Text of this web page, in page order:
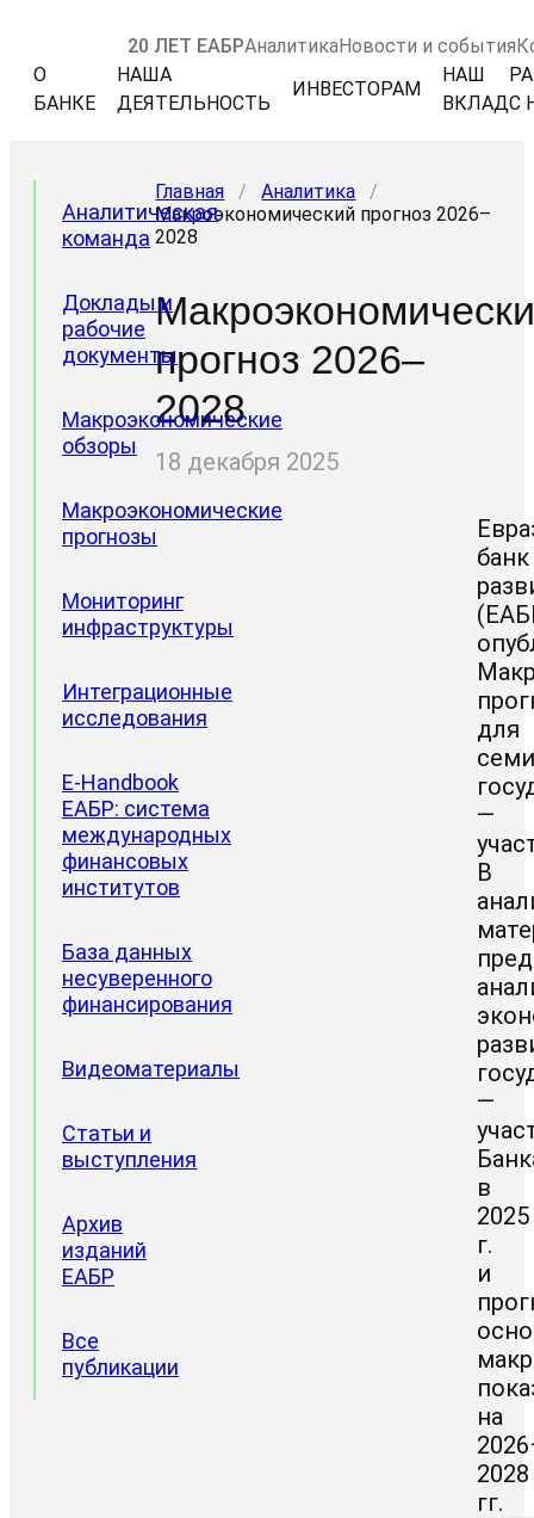
20 ЛЕТ ЕАБРАналитикаНовости и события
О
БАНКЕ
НАША
ДЕЯТЕЛЬНОСТЬ
ИНВЕСТОРАМ
НАШ
ВКЛАДС
Аналитическая
команда
Доклады и
рабочие
документы
Макроэкономические
обзоры
Макроэкономические
прогнозы
Мониторинг
инфраструктуры
Интеграционные
исследования
Проектные
направления
Доклады
ЦИИ
E-Handbook
ЕАБР: система
международных
финансовых
институтов
База данных
несуверенного
финансирования
Видеоматериалы
Статьи и
выступления
Архив
изданий
ЕАБР
Все
публикации
Главная / Аналитика
/
Макроэкономический прогноз 2026–
2028
прогноз 2026–
2028
18 декабря 2025
банк
для
—
В
—
в
2025
г.
и
на
2028
гг.